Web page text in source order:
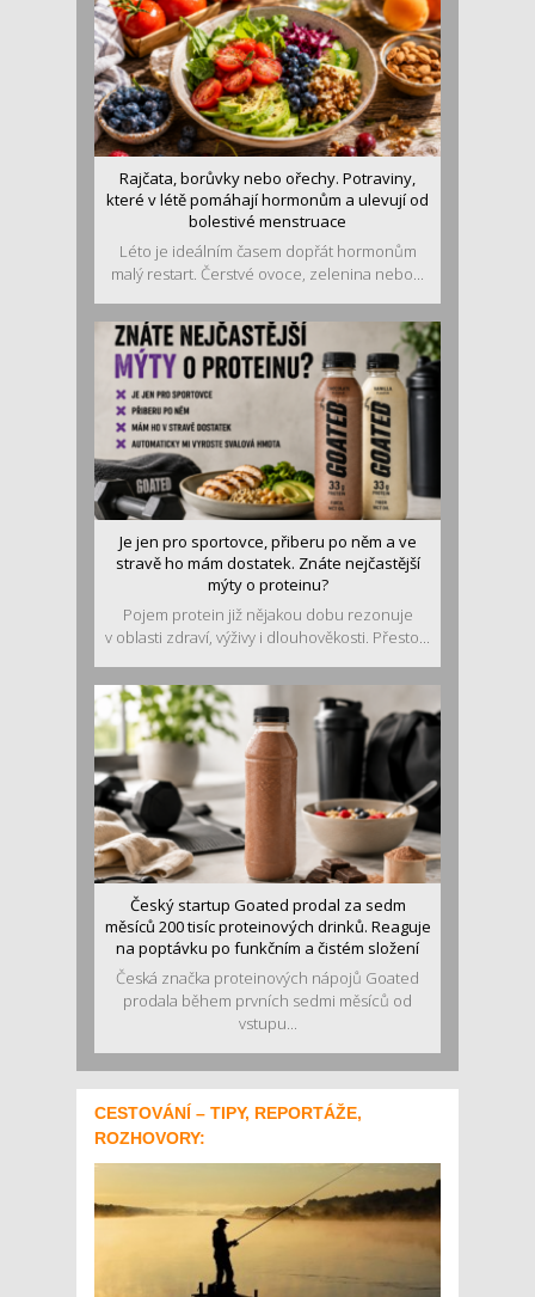
Rajčata, borůvky nebo ořechy. Potraviny,
které v létě pomáhají hormonům a ulevují od
bolestivé menstruace
Léto je ideálním časem dopřát hormonům
malý restart. Čerstvé ovoce, zelenina nebo...
Je jen pro sportovce, přiberu po něm a ve
stravě ho mám dostatek. Znáte nejčastější
mýty o proteinu?
Pojem protein již nějakou dobu rezonuje
v oblasti zdraví, výživy i dlouhověkosti. Přesto...
Český startup Goated prodal za sedm
měsíců 200 tisíc proteinových drinků. Reaguje
na poptávku po funkčním a čistém složení
Česká značka proteinových nápojů Goated
prodala během prvních sedmi měsíců od
vstupu...
CESTOVÁNÍ – TIPY, REPORTÁŽE,
ROZHOVORY: